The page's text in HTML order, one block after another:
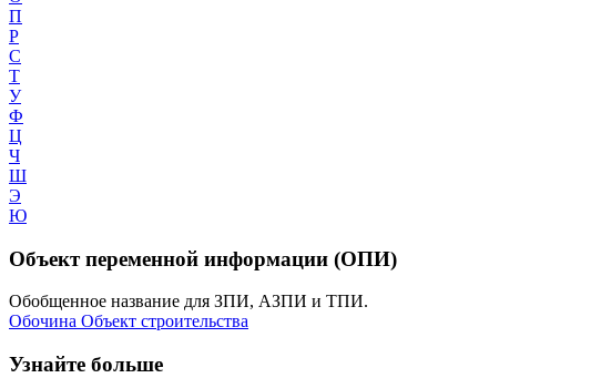
П
Р
С
Т
У
Ф
Ц
Ч
Ш
Э
Ю
Объект переменной информации (ОПИ)
Обобщенное название для ЗПИ, АЗПИ и ТПИ.
Обочина Объект строительства
Узнайте больше